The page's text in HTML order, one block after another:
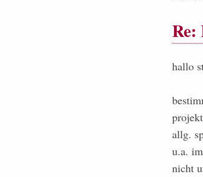
Re:
hallo
allg.
u.a.
nicht